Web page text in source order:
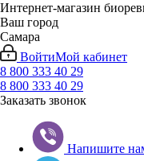
Интернет-магазин
Ваш город
Самара
ВойтиМой кабинет
8 800 333 40 29
8 800 333 40 29
Заказать звонок
Напишите